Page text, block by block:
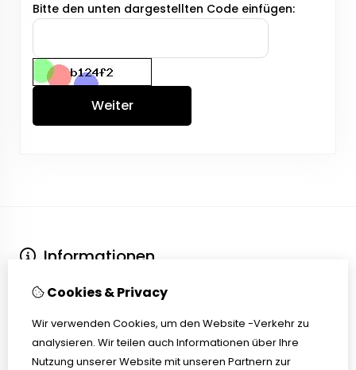
Bitte den unten dargestellten Code einfügen:
Weiter
Informationen
Kontakt
Nachfrist / Widerrufsrecht
Allgemeine Bedingungen und Konditionen
Cookies & Privacy
Wir verwenden Cookies, um den Website -Verkehr zu
analysieren. Wir teilen auch Informationen über Ihre
Nutzung unserer Website mit unseren Partnern zur